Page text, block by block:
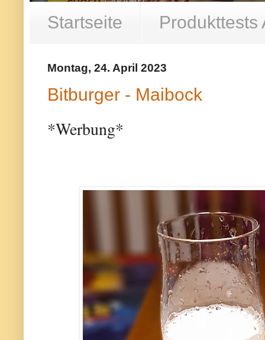
Startseite Produkttests
Montag, 24. April 2023
Bitburger - Maibock
*Werbung*